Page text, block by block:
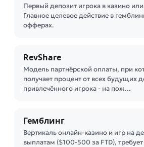
Первый депозит игрока в казино
Главное целевое действие в
офферах.
RevShare
Модель партнёрской оплаты, при
получает процент от всех будущих
привлечённого игрока - на пож…
Гемблинг
Вертикаль онлайн-казино и игр на
выплатам ($100-500 за FTD),